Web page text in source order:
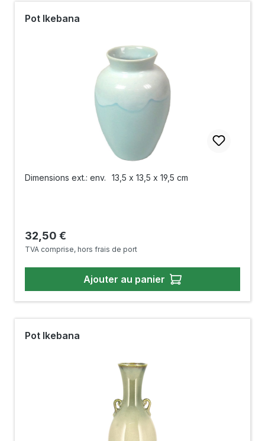
Pot Ikebana
Dimensions ext.: env. 13,5 x 13,5 x 19,5 cm
Prix régulier :
32,50 €
TVA comprise, hors frais de port
Ajouter au panier
Pot Ikebana